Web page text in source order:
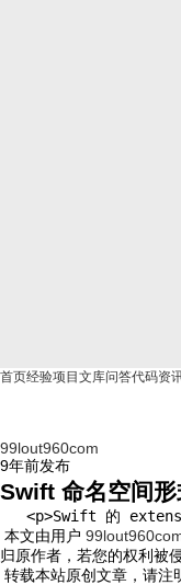
首页经验项目 文库问答代码资
99lout960com
9年前发布
Swift 命名空间
<p>Swift 的
本文由用户
归原作者，若您的权利被
转载本站原创文章，请注